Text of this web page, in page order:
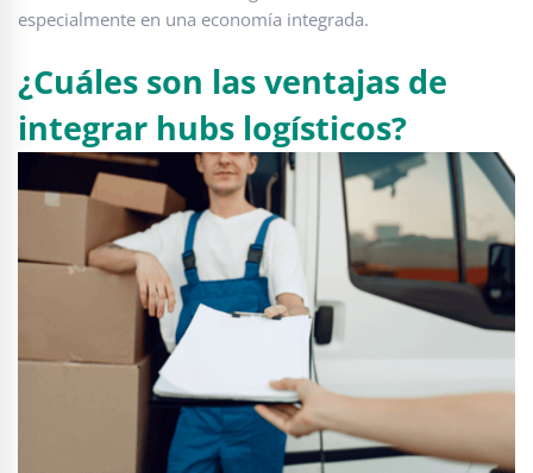
especialmente en una economía integrada.
¿Cuáles son las ventajas de
integrar hubs logísticos?